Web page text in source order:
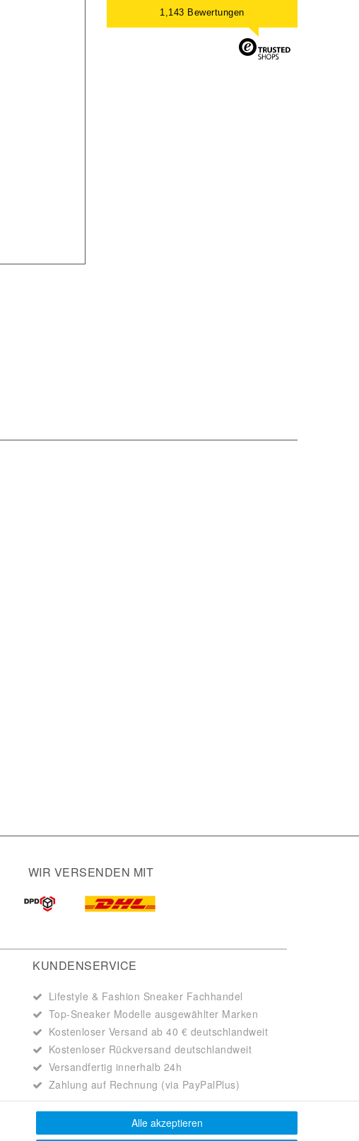
1,143 Bewertungen
WIR VERSENDEN MIT
KUNDENSERVICE
Lifestyle & Fashion Sneaker Fachhandel
Top-Sneaker Modelle ausgewählter Marken
Kostenloser Versand ab 40 € deutschlandweit
Kostenloser Rückversand deutschlandweit
Versandfertig innerhalb 24h
Zahlung auf Rechnung (via PayPalPlus)
Alle akzeptieren